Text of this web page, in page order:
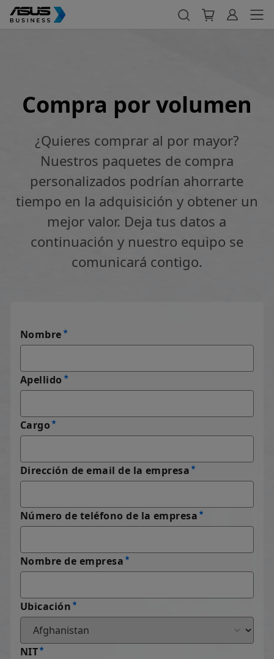
Compra por volumen
¿Quieres comprar al por mayor?
Nuestros paquetes de compra
personalizados podrían ahorrarte
tiempo en la adquisición y obtener un
mejor valor. Deja tus datos a
continuación y nuestro equipo se
comunicará contigo.
Nombre
Apellido
Cargo
Dirección de email de la empresa
Número de teléfono de la empresa
Nombre de empresa
Ubicación
NIT